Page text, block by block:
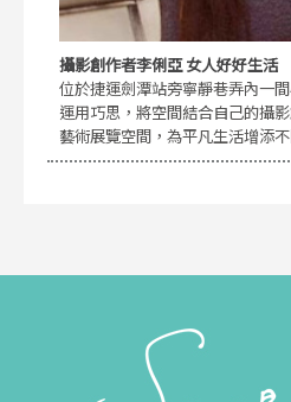
攝影創作者李俐亞 女人好好生活
位於捷運劍潭站旁寧靜巷弄內一
運用巧思，將空間結合自己的攝
藝術展覽空間，為平凡生活增添